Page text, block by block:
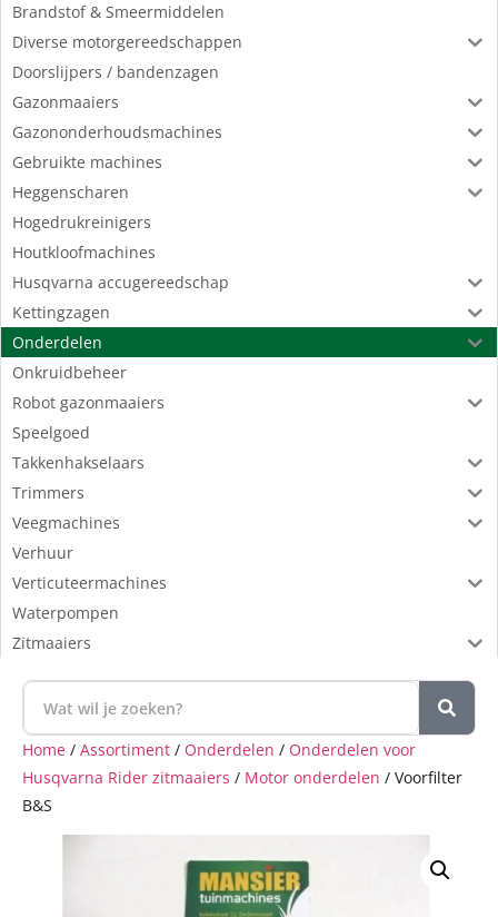
Brandstof & Smeermiddelen
Diverse motorgereedschappen
Doorslijpers / bandenzagen
Gazonmaaiers
Gazononderhoudsmachines
Gebruikte machines
Heggenscharen
Hogedrukreinigers
Houtkloofmachines
Husqvarna accugereedschap
Kettingzagen
Onderdelen
Onkruidbeheer
Robot gazonmaaiers
Speelgoed
Takkenhakselaars
Trimmers
Veegmachines
Verhuur
Verticuteermachines
Waterpompen
Zitmaaiers
Home / Assortiment / Onderdelen / Onderdelen voor
Husqvarna Rider zitmaaiers / Motor onderdelen / Voorfilter
B&S